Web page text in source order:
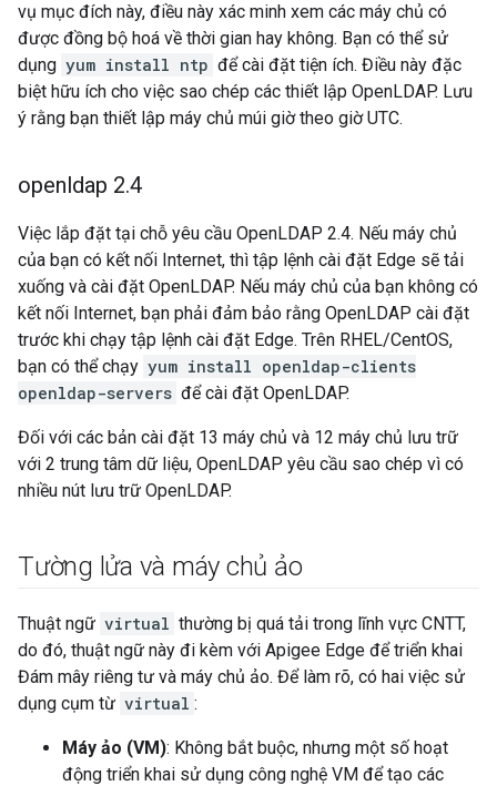
vụ mục đích này, điều này xác minh xem các máy chủ có
được đồng bộ hoá về thời gian hay không. Bạn có thể sử
dụng yum install ntp để cài đặt tiện ích. Điều này đặc
biệt hữu ích cho việc sao chép các thiết lập OpenLDAP. Lưu
ý rằng bạn thiết lập máy chủ múi giờ theo giờ UTC.
openldap 2.4
Việc lắp đặt tại chỗ yêu cầu OpenLDAP 2.4. Nếu máy chủ
của bạn có kết nối Internet, thì tập lệnh cài đặt Edge sẽ tải
xuống và cài đặt OpenLDAP. Nếu máy chủ của bạn không có
kết nối Internet, bạn phải đảm bảo rằng OpenLDAP cài đặt
trước khi chạy tập lệnh cài đặt Edge. Trên RHEL/CentOS,
bạn có thể chạy yum install openldap-clients
openldap-servers để cài đặt OpenLDAP.
Đối với các bản cài đặt 13 máy chủ và 12 máy chủ lưu trữ
với 2 trung tâm dữ liệu, OpenLDAP yêu cầu sao chép vì có
nhiều nút lưu trữ OpenLDAP.
Tường lửa và máy chủ ảo
Thuật ngữ virtual thường bị quá tải trong lĩnh vực CNTT,
do đó, thuật ngữ này đi kèm với Apigee Edge để triển khai
Đám mây riêng tư và máy chủ ảo. Để làm rõ, có hai việc sử
dụng cụm từ virtual :
Máy ảo (VM): Không bắt buộc, nhưng một số hoạt
động triển khai sử dụng công nghệ VM để tạo các